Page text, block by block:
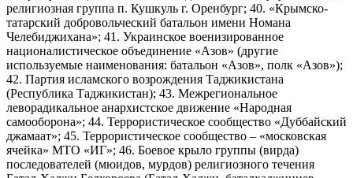
религиозная группа п. Кушкуль г. Оренбург; 40. «Крымско-
татарский добровольческий батальон имени Номана
Челебиджихана»; 41. Украинское военизированное
националистическое объединение «Азов» (другие
используемые наименования: батальон «Азов», полк «Азов»);
42. Партия исламского возрождения Таджикистана
(Республика Таджикистан); 43. Межрегиональное
леворадикальное анархистское движение «Народная
самооборона»; 44. Террористическое сообщество «Дуббайский
джамаат»; 45. Террористическое сообщество – «московская
ячейка» МТО «ИГ»; 46. Боевое крыло группы (вирда)
последователей (мюидов, мурдов) религиозного течения